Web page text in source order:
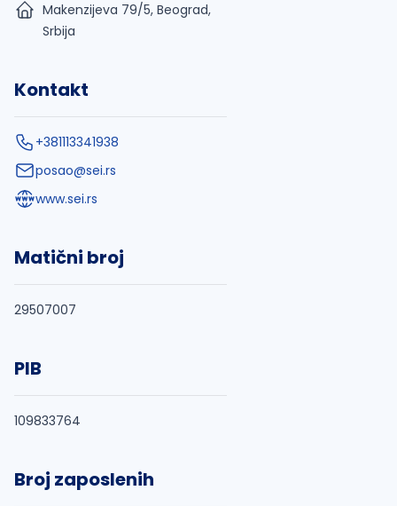
Makenzijeva 79/5, Beograd,
Srbija
Kontakt
+381113341938
posao@sei.rs
www.sei.rs
Matični broj
29507007
PIB
109833764
Broj zaposlenih